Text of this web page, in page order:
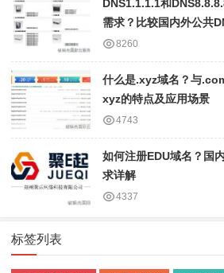
DNS1.1.1.1和
需求？比较国内外公共
8260
什么是.xyz域名？与
xyz的特点及应用场景
4743
如何注册EDU域名？国
求详解
4337
标签列表